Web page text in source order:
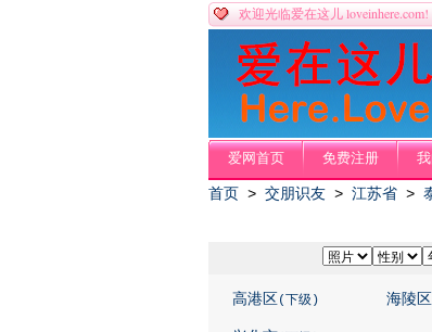
欢迎光临爱在这儿 loveinhere.com!
爱网首页 免费注册
首页 > 交朋识友 > 江苏省 >
高港区 (下级) 海陵区